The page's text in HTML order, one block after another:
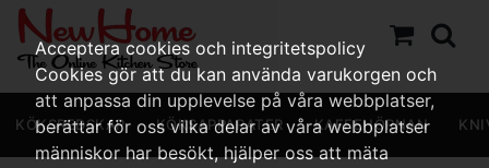
KÖKSREDSKAP KÖKSAPPARATER KAFFEHÖRNAN
Acceptera cookies och integritetspolicy
Cookies gör att du kan använda varukorgen och
att anpassa din upplevelse på våra webbplatser,
berättar för oss vilka delar av våra webbplatser
människor har besökt, hjälper oss att mäta